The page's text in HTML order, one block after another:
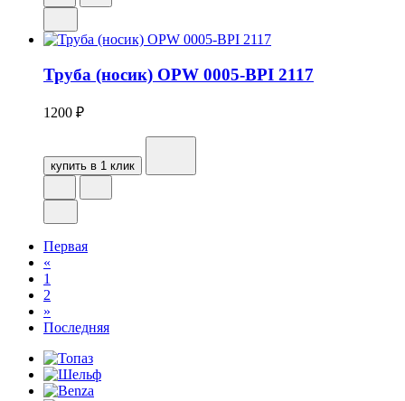
Труба (носик) OPW 0005-BPI 2117
1200 ₽
купить в 1 клик
Первая
«
1
2
»
Последняя